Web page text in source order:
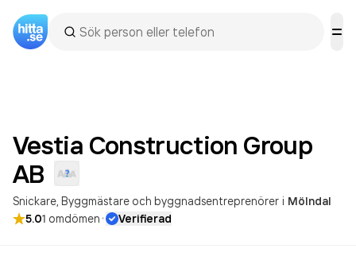
Vestia Construction Group
AB
Snickare Byggmästare och byggnadsentreprenörer i Mölndal
5.01 omdömen· Verifierad